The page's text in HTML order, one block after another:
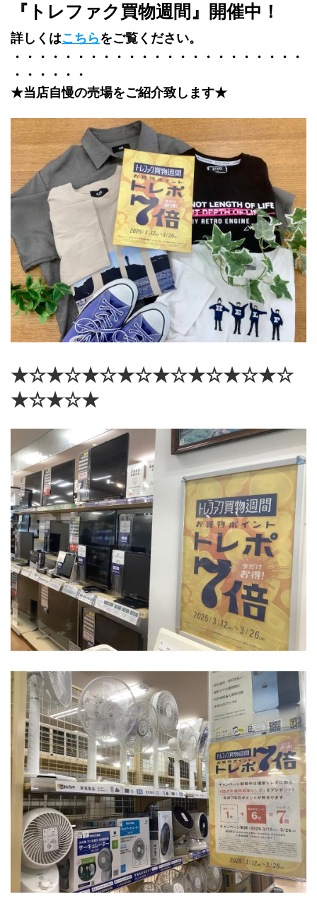
『トレファク買物週間』開催中！
詳しくはこちらをご覧ください。
・・・・・・・・・・・・・・・・・・・・・・・
・・・・・・
★当店自慢の売場をご紹介致します★
★☆★☆★☆★☆★☆★☆★☆★☆
★☆★☆★